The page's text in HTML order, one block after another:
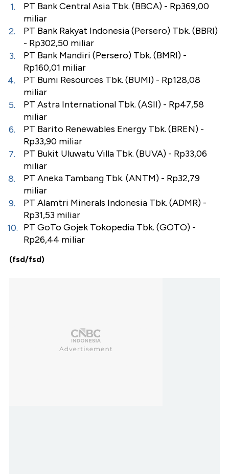
PT Bank Central Asia Tbk. (BBCA) - Rp369,00
miliar
PT Bank Rakyat Indonesia (Persero) Tbk. (BBRI)
- Rp302,50 miliar
PT Bank Mandiri (Persero) Tbk. (BMRI) -
Rp160,01 miliar
PT Bumi Resources Tbk. (BUMI) - Rp128,08
miliar
PT Astra International Tbk. (ASII) - Rp47,58
miliar
PT Barito Renewables Energy Tbk. (BREN) -
Rp33,90 miliar
PT Bukit Uluwatu Villa Tbk. (BUVA) - Rp33,06
miliar
PT Aneka Tambang Tbk. (ANTM) - Rp32,79
miliar
PT Alamtri Minerals Indonesia Tbk. (ADMR) -
Rp31,53 miliar
PT GoTo Gojek Tokopedia Tbk. (GOTO) -
Rp26,44 miliar
(fsd/fsd)